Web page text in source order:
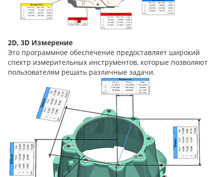
2D, 3D Измерение
Это программное обеспечение предоставляет широкий
спектр измерительных инструментов, которые позволяют
пользователям решать различные задачи.